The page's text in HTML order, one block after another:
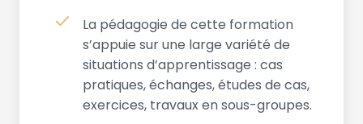
La pédagogie de cette formation
s’appuie sur une large variété de
situations d’apprentissage : cas
pratiques, échanges, études de cas,
exercices, travaux en sous-groupes.